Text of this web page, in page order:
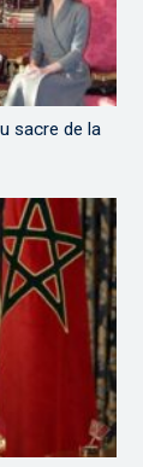
sacre de la